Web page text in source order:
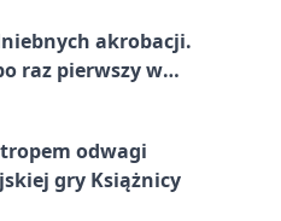
akrobacji.
raz pierwszy w
tropem odwagi
gry Książnicy